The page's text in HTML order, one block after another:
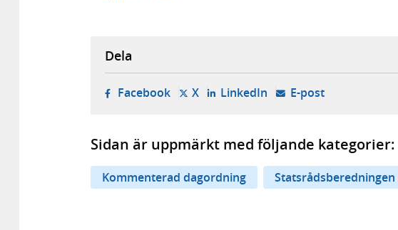
Dela
Facebook- öppnas i ny flik, extern webbplats,
X- öppnas i ny flik, extern webbplats,
LinkedIn- öppnas i ny flik, extern
E-post- öppnar din
Sidan är uppmärkt med följande kategorier:
Kommenterad dagordning Statsrådsberedningen